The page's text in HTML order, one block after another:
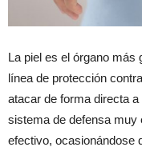
La piel es el órgano más
línea de protección
atacar de forma directa
sistema de defensa muy
efectivo, ocasionándose